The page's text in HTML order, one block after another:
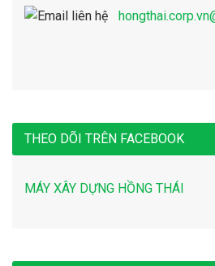
THEO DÕI TRÊN FACEBOOK
MÁY XÂY DỰNG HỒNG THÁI